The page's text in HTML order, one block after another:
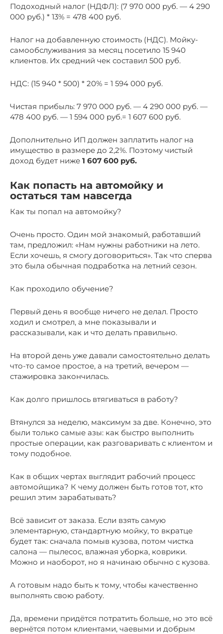
Подоходный налог (НДФЛ): (7 970 000 руб. — 4 290
000 руб.) * 13% = 478 400 руб.
Налог на добавленную стоимость (НДС). Мойку-
самообслуживания за месяц посетило 15 940
клиентов. Их средний чек составил 500 руб.
НДС: (15 940 * 500) * 20% = 1 594 000 руб.
Чистая прибыль: 7 970 000 руб. — 4 290 000 руб. —
478 400 руб. — 1 594 000 руб.= 1 607 600 руб.
Дополнительно ИП должен заплатить налог на
имущество в размере до 2,2%. Поэтому чистый
доход будет ниже 1 607 600 руб.
Как попасть на автомойку и
остаться там навсегда
Как ты попал на автомойку?
Очень просто. Один мой знакомый, работавший
там, предложил: «Нам нужны работники на лето.
Если хочешь, я смогу договориться». Так что сперва
это была обычная подработка на летний сезон.
Как проходило обучение?
Первый день я вообще ничего не делал. Просто
ходил и смотрел, а мне показывали и
рассказывали, как и что делать правильно.
На второй день уже давали самостоятельно делать
что-то самое простое, а на третий, вечером —
стажировка закончилась.
Как долго пришлось втягиваться в работу?
Втянулся за неделю, максимум за две. Конечно, это
были только самые азы: как быстро выполнить
простые операции, как разговаривать с клиентом и
тому подобное.
Как в общих чертах выглядит рабочий процесс
автомойщика? К чему должен быть готов тот, кто
решил этим зарабатывать?
Всё зависит от заказа. Если взять самую
элементарную, стандартную мойку, то вкратце
будет так: сначала помыв кузова, потом чистка
салона — пылесос, влажная уборка, коврики.
Можно и наоборот, но я начинаю обычно с кузова.
А готовым надо быть к тому, чтобы качественно
выполнять свою работу.
Да, времени придётся потратить больше, но это всё
вернётся потом клиентами, чаевыми и добрым